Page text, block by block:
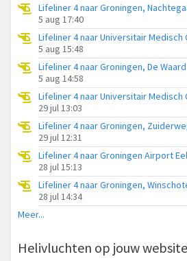
Lifeliner 4 naar Groningen,
5 aug 17:40
5 aug 15:48
Lifeliner 4 naar Groningen, De Waard
5 aug 14:58
29 jul 13:03
Lifeliner 4 naar Groningen,
29 jul 12:31
Lifeliner 4 naar Groningen Airport
28 jul 15:13
Lifeliner 4 naar Groningen,
28 jul 14:34
Meer...
Helivluchten op jouw